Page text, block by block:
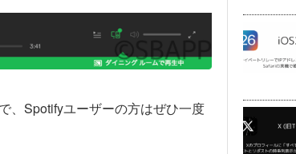
、Spotifyユーザーの方はぜひ一度